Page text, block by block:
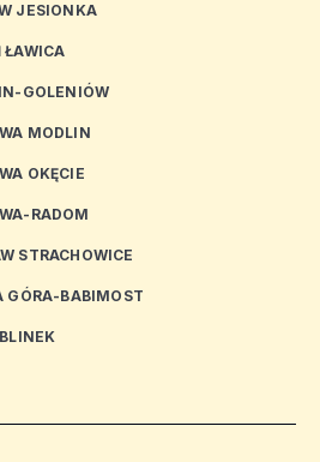
JESIONKA
GOLENIÓW
MODLIN
OKĘCIE
RADOM
STRACHOWICE
GÓRA-BABIMOST